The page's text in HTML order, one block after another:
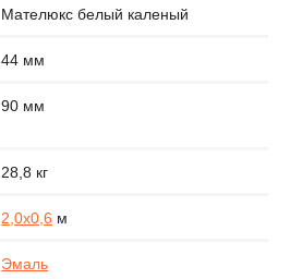
Мателюкс белый каленый
44 мм
90 мм
28,8 кг
2,0х0,6 м
Эмаль